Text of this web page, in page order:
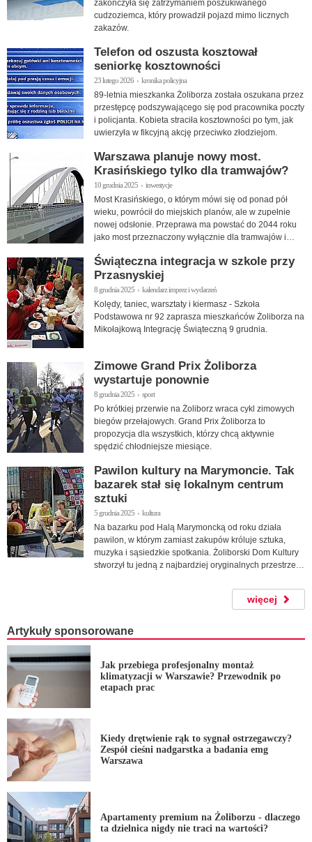
zakończyła się zatrzymaniem poszukiwanego
cudzoziemca, który prowadził pojazd mimo licznych
zakazów.
Telefon od oszusta kosztował
seniorkę kosztowności
23 lutego 2026 › kronika policyjna
89-letnia mieszkanka Żoliborza została oszukana przez
przestępcę podszywającego się pod pracownika poczty
i policjanta. Kobieta straciła kosztowności po tym, jak
uwierzyła w fikcyjną akcję przeciwko złodziejom.
Warszawa planuje nowy most.
Krasińskiego tylko dla tramwajów?
10 grudnia 2025 › inwestycje
Most Krasińskiego, o którym mówi się od ponad pół
wieku, powrócił do miejskich planów, ale w zupełnie
nowej odsłonie. Przeprawa ma powstać do 2044 roku
jako most przeznaczony wyłącznie dla tramwajów i
Świąteczna integracja w szkole przy
Przasnyskiej
8 grudnia 2025 › kalendarz imprez i wydarzeń
Kolędy, taniec, warsztaty i kiermasz - Szkoła
Podstawowa nr 92 zaprasza mieszkańców Żoliborza na
Mikołajkową Integrację Świąteczną 9 grudnia.
Zimowe Grand Prix Żoliborza
wystartuje ponownie
8 grudnia 2025 › sport
Po krótkiej przerwie na Żoliborz wraca cykl zimowych
biegów przełajowych. Grand Prix Żoliborza to
propozycja dla wszystkich, którzy chcą aktywnie
spędzić chłodniejsze miesiące.
Pawilon kultury na Marymoncie. Tak
bazarek stał się lokalnym centrum
sztuki
5 grudnia 2025 › kultura
Na bazarku pod Halą Marymoncką od roku działa
pawilon, w którym zamiast zakupów króluje sztuka,
muzyka i sąsiedzkie spotkania. Żoliborski Dom Kultury
stworzył tu jedną z najbardziej oryginalnych przestrzeni
więcej
Artykuły sponsorowane
Jak przebiega profesjonalny montaż
klimatyzacji w Warszawie? Przewodnik po
etapach prac
Kiedy drętwienie rąk to sygnał ostrzegawczy?
Zespół cieśni nadgarstka a badania emg
Warszawa
Apartamenty premium na Żoliborzu - dlaczego
ta dzielnica nigdy nie traci na wartości?